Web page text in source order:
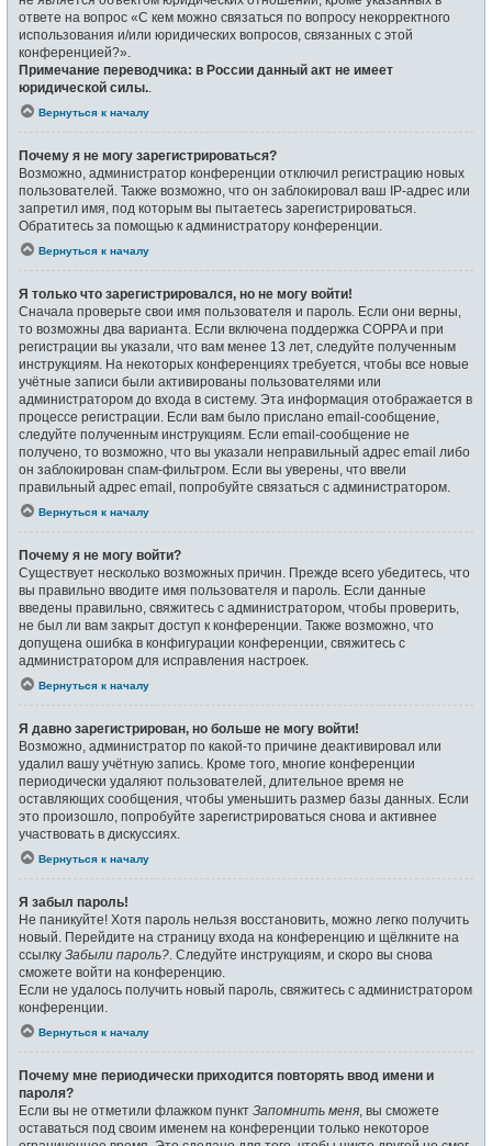
ответе на вопрос «С кем можно связаться по вопросу некорректного
использования и/или юридических вопросов, связанных с этой
конференцией?».
Примечание переводчика: в России данный акт не имеет
юридической силы.
Вернуться к началу
Почему я не могу зарегистрироваться?
Возможно, администратор конференции отключил регистрацию новых
пользователей. Также возможно, что он заблокировал ваш IP-адрес или
запретил имя, под которым вы пытаетесь зарегистрироваться.
Обратитесь за помощью к администратору конференции.
Вернуться к началу
Я только что зарегистрировался, но не могу войти!
Сначала проверьте свои имя пользователя и пароль. Если они верны,
то возможны два варианта. Если включена поддержка COPPA и при
регистрации вы указали, что вам менее 13 лет, следуйте полученным
инструкциям. На некоторых конференциях требуется, чтобы все новые
учётные записи были активированы пользователями или
администратором до входа в систему. Эта информация отображается в
процессе регистрации. Если вам было прислано email-сообщение,
следуйте полученным инструкциям. Если email-сообщение не
получено, то возможно, что вы указали неправильный адрес email либо
он заблокирован спам-фильтром. Если вы уверены, что ввели
правильный адрес email, попробуйте связаться с администратором.
Вернуться к началу
Почему я не могу войти?
Существует несколько возможных причин. Прежде всего убедитесь, что
вы правильно вводите имя пользователя и пароль. Если данные
введены правильно, свяжитесь с администратором, чтобы проверить,
не был ли вам закрыт доступ к конференции. Также возможно, что
допущена ошибка в конфигурации конференции, свяжитесь с
администратором для исправления настроек.
Вернуться к началу
Я давно зарегистрирован, но больше не могу войти!
Возможно, администратор по какой-то причине деактивировал или
удалил вашу учётную запись. Кроме того, многие конференции
периодически удаляют пользователей, длительное время не
оставляющих сообщения, чтобы уменьшить размер базы данных. Если
это произошло, попробуйте зарегистрироваться снова и активнее
участвовать в дискуссиях.
Вернуться к началу
Я забыл пароль!
Не паникуйте! Хотя пароль нельзя восстановить, можно легко получить
новый. Перейдите на страницу входа на конференцию и щёлкните на
ссылку Забыли пароль? . Следуйте инструкциям, и скоро вы снова
сможете войти на конференцию.
Если не удалось получить новый пароль, свяжитесь с администратором
конференции.
Вернуться к началу
Почему мне периодически приходится повторять ввод имени и
пароля?
Если вы не отметили флажком пункт Запомнить меня , вы сможете
оставаться под своим именем на конференции только некоторое